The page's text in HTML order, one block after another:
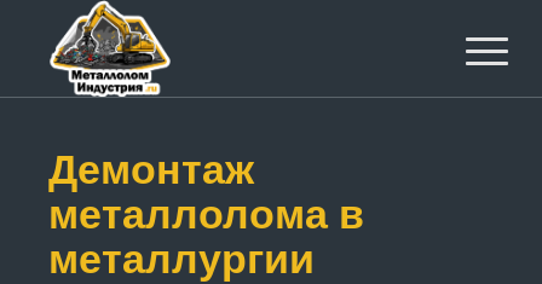
Демонтаж
металлолома в
металлургии